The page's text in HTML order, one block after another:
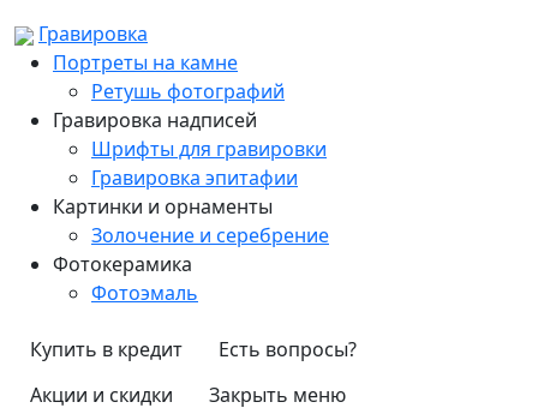
Гравировка
Портреты на камне
Ретушь фотографий
Гравировка надписей
Шрифты для гравировки
Гравировка эпитафии
Картинки и орнаменты
Золочение и серебрение
Фотокерамика
Фотоэмаль
Купить в кредит
Есть вопросы?
Акции и скидки
Закрыть меню